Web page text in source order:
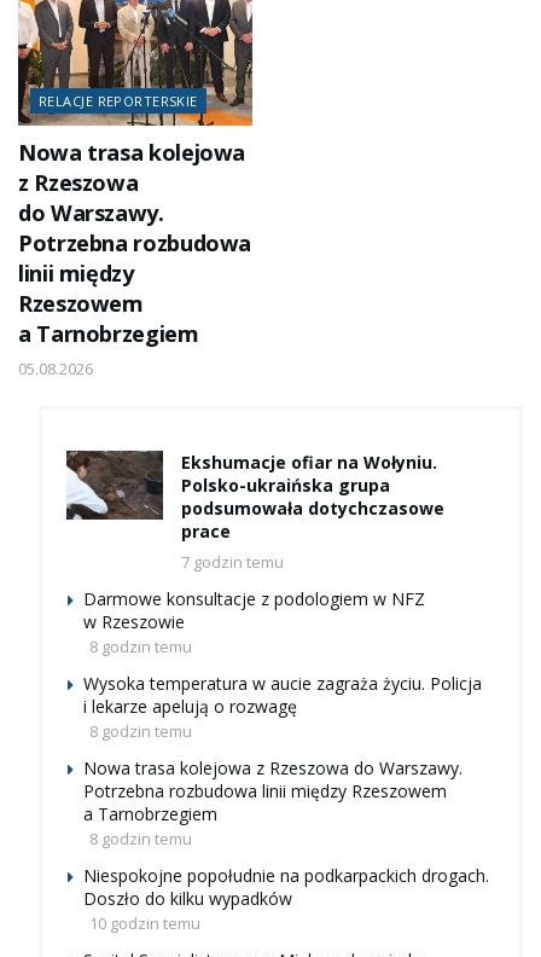
RELACJE REPORTERSKIE
Nowa trasa kolejowa
z Rzeszowa
do Warszawy.
Potrzebna rozbudowa
linii między
Rzeszowem
a Tarnobrzegiem
05.08.2026
Ekshumacje ofiar na Wołyniu.
Polsko-ukraińska grupa
podsumowała dotychczasowe
prace
7 godzin temu
Darmowe konsultacje z podologiem w NFZ
w Rzeszowie
8 godzin temu
Wysoka temperatura w aucie zagraża życiu. Policja
i lekarze apelują o rozwagę
8 godzin temu
Nowa trasa kolejowa z Rzeszowa do Warszawy.
Potrzebna rozbudowa linii między Rzeszowem
a Tarnobrzegiem
8 godzin temu
Niespokojne popołudnie na podkarpackich drogach.
Doszło do kilku wypadków
10 godzin temu